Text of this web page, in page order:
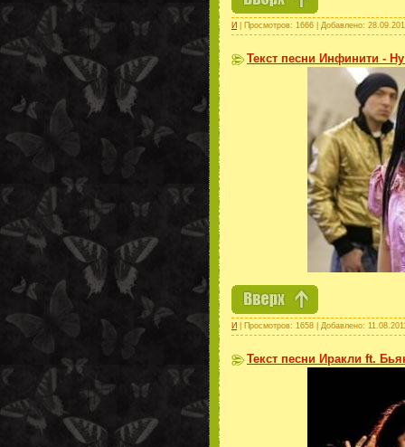
И | Просмотров: 1666 | Добавлено:
Текст песни Инфинити -
И | Просмотров: 1658 | Добавлено:
Текст песни Иракли ft.